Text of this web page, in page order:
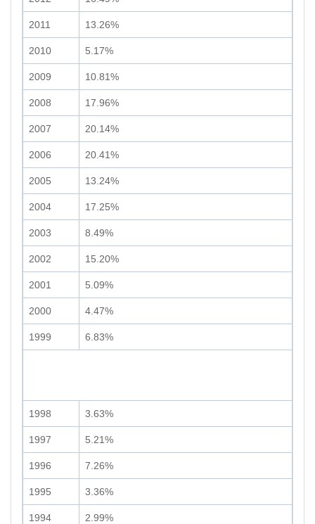
2011 13.26%
2010 5.17%
2009 10.81%
2008 17.96%
2007 20.14%
2006 20.41%
2005 13.24%
2004 17.25%
2003 8.49%
2002 15.20%
2001 5.09%
2000 4.47%
1999 6.83%
1998 3.63%
1997 5.21%
1996 7.26%
1995 3.36%
1994 2.99%